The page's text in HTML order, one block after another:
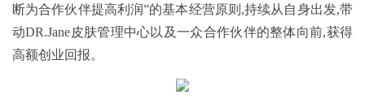
断为合作伙伴提高利润”的基本经营原则,持续从自身出发,带
动DR.Jane皮肤管理中心以及一众合作伙伴的整体向前,获得
高额创业回报。